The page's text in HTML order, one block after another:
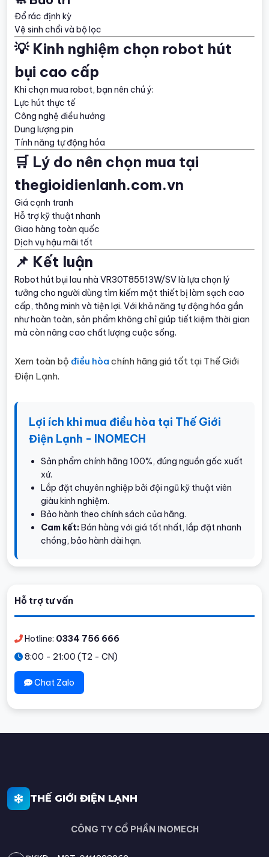
Hỗ trợ tư vấn
Hotline: 0334 756 666
8:00 - 21:00 (T2 - CN)
Chat Zalo
Đổ rác định kỳ
Vệ sinh chổi và bộ lọc
💡 Kinh nghiệm chọn robot hút
bụi cao cấp
Khi chọn mua robot, bạn nên chú ý:
Lực hút thực tế
Công nghệ điều hướng
Dung lượng pin
Tính năng tự động hóa
🛒 Lý do nên chọn mua tại
thegioidienlanh.com.vn
Giá cạnh tranh
Hỗ trợ kỹ thuật nhanh
Giao hàng toàn quốc
Dịch vụ hậu mãi tốt
📌 Kết luận
Robot hút bụi lau nhà VR30T85513W/SV là lựa chọn lý
tưởng cho người dùng tìm kiếm một thiết bị làm sạch cao
cấp, thông minh và tiện lợi. Với khả năng tự động hóa gần
như hoàn toàn, sản phẩm không chỉ giúp tiết kiệm thời gian
mà còn nâng cao chất lượng cuộc sống.
Xem toàn bộ điều hòa chính hãng giá tốt tại Thế Giới
Điện Lạnh.
Lợi ích khi mua điều hòa tại Thế Giới
Điện Lạnh - INOMECH
Sản phẩm chính hãng 100%, đúng nguồn gốc xuất
xứ.
Lắp đặt chuyên nghiệp bởi đội ngũ kỹ thuật viên
giàu kinh nghiệm.
Bảo hành theo chính sách của hãng.
Cam kết:Bán hàng với giá tốt nhất, lắp đặt nhanh
chóng, bảo hành dài hạn.
THẾ GIỚI ĐIỆN LẠNH
CÔNG TY CỔ PHẦN INOMECH